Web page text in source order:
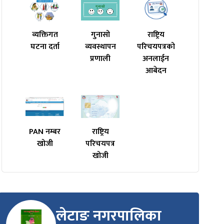
व्यक्तिगत
घटना दर्ता
गुनासो
व्यवस्थापन
प्रणाली
राष्ट्रिय
परिचयपत्रको
अनलाईन
आबेदन
PAN नम्बर
खोजी
राष्ट्रिय
परिचयपत्र
खोजी
लेटाङ नगरपालिका